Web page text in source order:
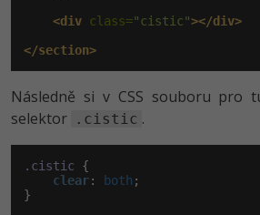
<div class="cistic"></div>
</section>
Následně si v CSS souboru pro
selektor
.cistic .
.cistic {
clear: both ;
}